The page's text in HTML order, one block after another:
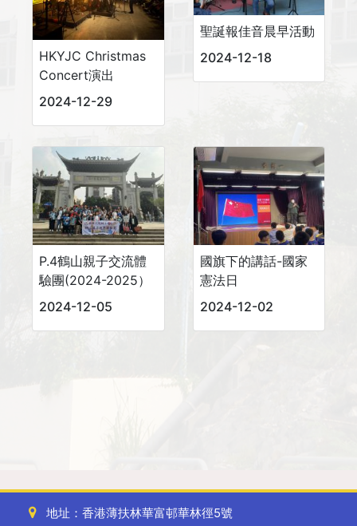
HKYJC Christmas
Concert演出
2024-12-29
聖誕報佳音晨早活動
2024-12-18
P.4鶴山親子交流體
驗團(2024-2025）
2024-12-05
國旗下的講話-國家
憲法日
2024-12-02
地址：香港薄扶林華富邨華林徑5號